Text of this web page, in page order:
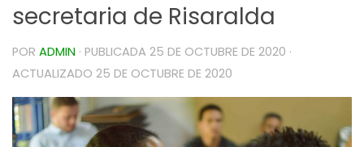
secretaria de Risaralda
POR ADMIN · PUBLICADA 25 DE OCTUBRE DE 2020 ·
ACTUALIZADO 25 DE OCTUBRE DE 2020